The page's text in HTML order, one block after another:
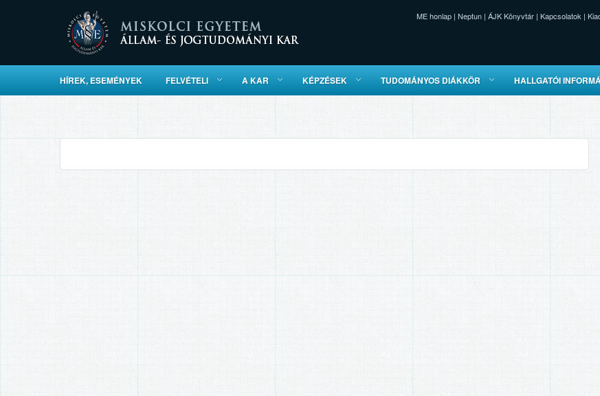
ME honlap | Neptun | ÁJK Könyvtár | Kapcsolatok |
HÍREK, ESEMÉNYEK FELVÉTELI A KAR KÉPZÉSEK TUDOMÁNYOS DIÁKKÖR HALLGATÓI